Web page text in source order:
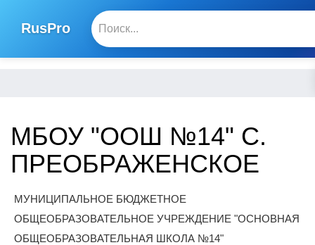
RusPro
МБОУ "ООШ №14" С.
ПРЕОБРАЖЕНСКОЕ
МУНИЦИПАЛЬНОЕ БЮДЖЕТНОЕ
ОБЩЕОБРАЗОВАТЕЛЬНОЕ УЧРЕЖДЕНИЕ "ОСНОВНАЯ
ОБЩЕОБРАЗОВАТЕЛЬНАЯ ШКОЛА №14"